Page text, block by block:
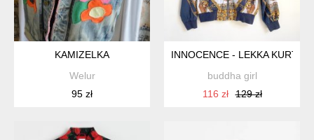
KAMIZELKA
Welur
95 zł
INNOCENCE - LEKKA KURTKA
buddha girl
116 zł
129 zł